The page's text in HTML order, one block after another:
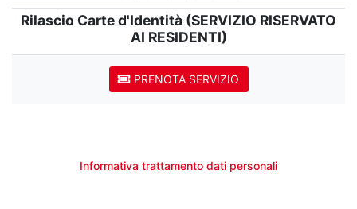
Rilascio Carte d'Identità (SERVIZIO RISERVATO
AI RESIDENTI)
PRENOTA SERVIZIO
Informativa trattamento dati personali